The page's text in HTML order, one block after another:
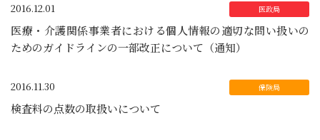
2016.12.01
医療・介護関係事業者における個人情報の適切な問い扱いの
ためのガイドラインの一部改正について（通知）
2016.11.30
検査料の点数の取扱いについて